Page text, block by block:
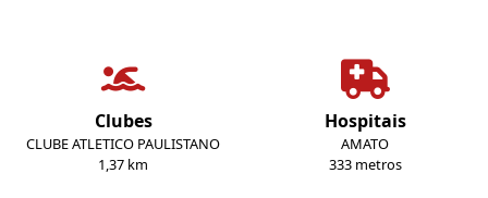
Clubes
CLUBE ATLETICO PAULISTANO
1,37 km
Hospitais
AMATO
333 metros